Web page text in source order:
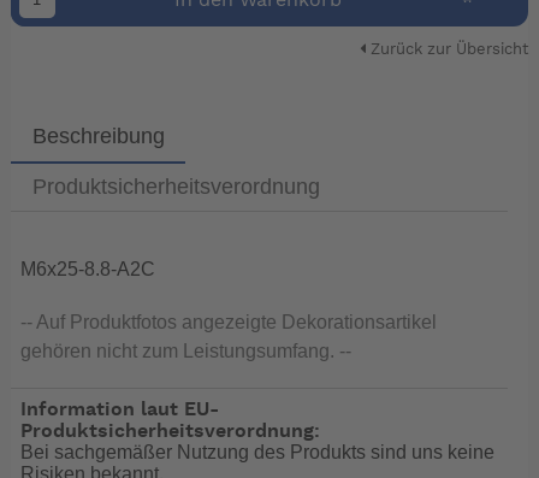
Zurück zur Übersicht
Beschreibung
Produktsicherheitsverordnung
M6x25-8.8-A2C
-- Auf Produktfotos angezeigte Dekorationsartikel
gehören nicht zum Leistungsumfang. --
Information laut EU-
Produktsicherheitsverordnung:
Bei sachgemäßer Nutzung des Produkts sind uns keine
Risiken bekannt.